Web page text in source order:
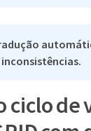
ciclo de